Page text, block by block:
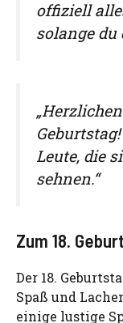
offiziell
solange du
Leute, die
sehnen.“
Zum 18.
Der 18.
Spaß und
einige lustige